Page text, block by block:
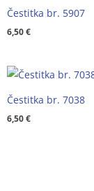
Čestitka br. 5907
6,50€
Čestitka br. 7038
6,50€